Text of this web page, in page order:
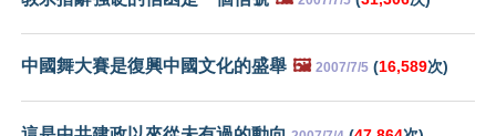
中國舞大賽是復興中國文化的盛舉 🖼️ 2007/7/5 (16,589次)